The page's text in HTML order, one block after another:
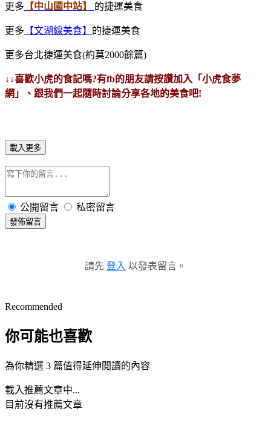
更多 【中山國中站】 的捷運美食
更多 【文湖線美食】 的捷運美食
更多台北捷運美食(約莫2000餘篇)
↓↓喜歡小虎的食記嗎?有fb的朋友請按讚加入「小虎食夢
網」、跟我們一起隨時討論分享各地的美食吧!
載入更多
公開留言 私密留言
發佈留言
請先 登入 以發表留言。
Recommended
你可能也喜歡
為你精選 3 篇值得延伸閱讀的內容
載入推薦文章中...
目前沒有推薦文章